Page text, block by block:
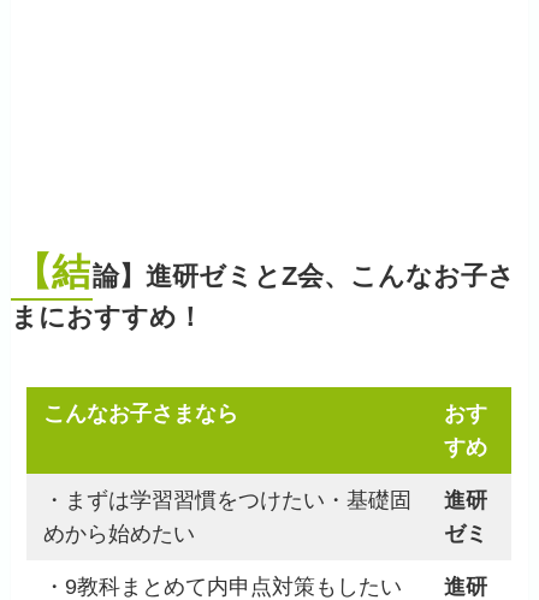
【結論】進研ゼミとZ会、こんなお子さ
まにおすすめ！
こんなお子さまなら
おす
すめ
・まずは学習習慣をつけたい・基礎固
めから始めたい
進研
ゼミ
・9教科まとめて内申点対策もしたい
進研